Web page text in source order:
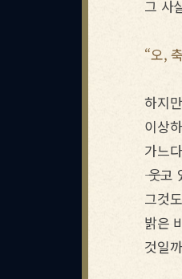
그 사
“오,
하지
이상
가느
―― 웃
그것
밝은
것일